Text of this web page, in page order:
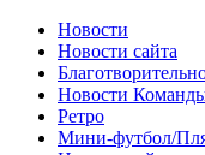
Новости
Новости сайта
Новости
Ретро
Мини-футбол/